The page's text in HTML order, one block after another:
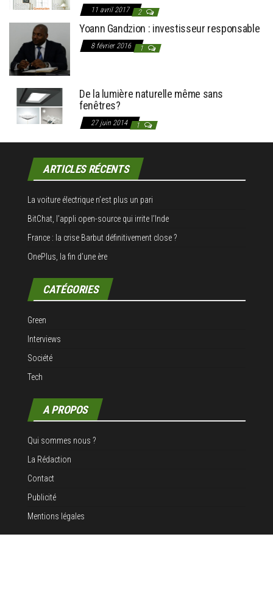
11 avril 2017 2
Yoann Gandzion : investisseur responsable
8 février 2016 1
De la lumière naturelle même sans
fenêtres?
27 juin 2014 1
ARTICLES RÉCENTS
La voiture électrique n’est plus un pari
BitChat, l’appli open-source qui irrite l’Inde
France : la crise Barbut définitivement close ?
OnePlus, la fin d’une ère
CATÉGORIES
Green
Interviews
Société
Tech
A PROPOS
Qui sommes nous ?
La Rédaction
Contact
Publicité
Mentions légales